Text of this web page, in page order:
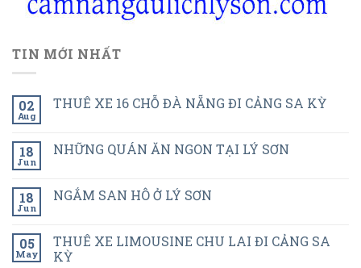
TIN MỚI NHẤT
02
Aug
THUÊ XE 16 CHỖ ĐÀ NẴNG ĐI CẢNG SA KỲ
18
Jun
NHỮNG QUÁN ĂN NGON TẠI LÝ SƠN
18
Jun
NGẮM SAN HÔ Ở LÝ SƠN
05
May
THUÊ XE LIMOUSINE CHU LAI ĐI CẢNG SA
KỲ